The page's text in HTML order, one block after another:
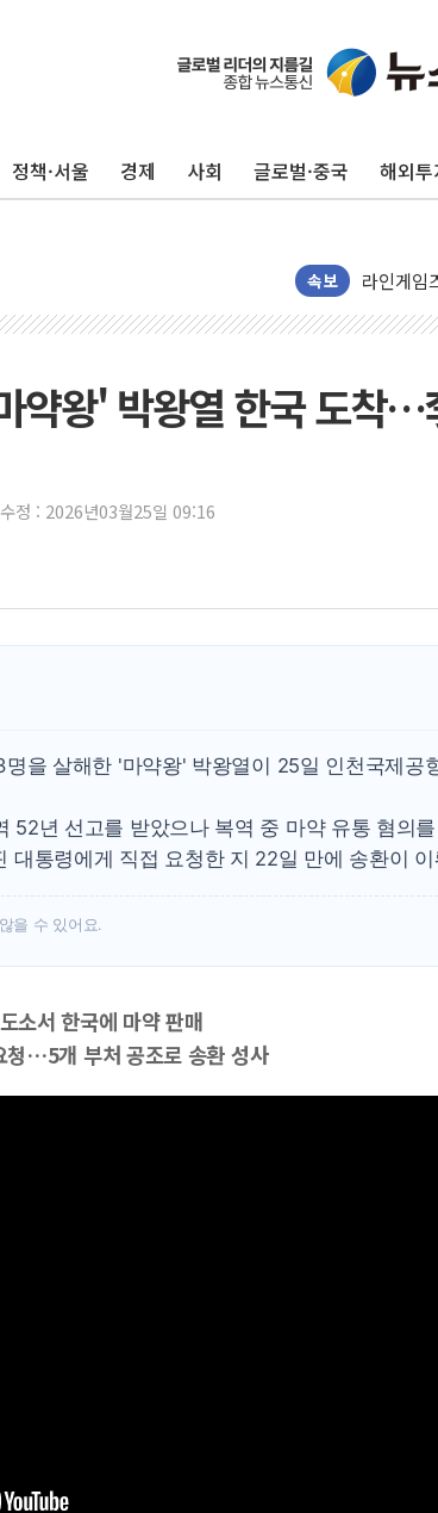
정책·서울 경제 사회 글로벌·중국 해외
속보
수박으로
전남광주
[시승기]
가오픈한
라인게
에어로
해군1함
원주시,
삼척시,
약왕' 박왕열 한국 도착…
정 : 2026년03월25일 09:16
을 살해한 '마약왕' 박왕열이 25일 인천국제공
52년 선고를 받았으나 복역 중 마약 유통 혐의
대통령에게 직접 요청한 지 22일 만에 송환이
을 수 있어요.
소서 한국에 마약 판매
청…5개 부처 공조로 송환 성사